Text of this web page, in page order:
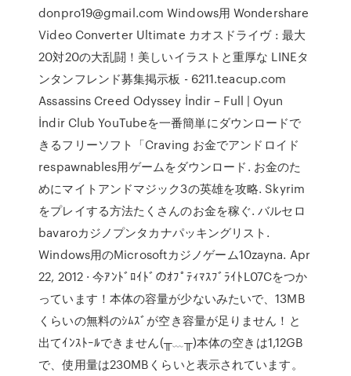
donpro19@gmail.com Windows用 Wondershare
Video Converter Ultimate カオスドライヴ : 最大
20対20の大乱闘！美しいイラストと重厚な LINEタ
ンタンフレンド募集掲示板 - 6211.teacup.com
Assassins Creed Odyssey İndir – Full | Oyun
İndir Club YouTubeを一番簡単にダウンロードで
きるフリーソフト「Craving お金でアンドロイド
respawnables用ゲームをダウンロード. お金のた
めにマイトアンドマジック3の英雄を攻略. Skyrim
をプレイする方法たくさんのお金を稼ぐ. バルセロ
bavaroカジノプンタカナパッキングリスト.
Windows用のMicrosoftカジノゲーム10zayna. Apr
22, 2012 · 今ｱﾝﾄﾞﾛｲﾄﾞのｵﾌﾟﾃｨﾏｽﾌﾞﾗｲﾄL07Cをつか
っています！本体の容量が少ないみたいで、13MB
くらいの無料のｼﾑｽﾞが空き容量が足りません！と
出てｲﾝｽﾄｰﾙできません(╥﹏╥)本体の空きは1,12GB
で、使用量は230MBくらいと表示されています。